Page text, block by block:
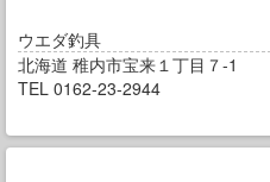
ウエダ釣具
北海道 稚内市宝来１丁目７-1
TEL 0162-23-2944